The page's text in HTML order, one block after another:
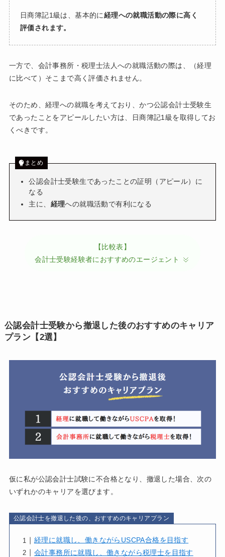
日商簿記1級は、基本的に経理への就職活動の際に高く
評価されます。
一方で、会計事務所・税理士法人への就職活動の際は、（経理
に比べて）そこまで高く評価されません。
そのため、経理への就職を考えており、かつ公認会計士受験生
であったことをアピールしたい方は、日商簿記1級を取得してお
くべきです。
まとめ
公認会計士受験生であったことの証明（アピール）に
なる
主に、 経理への就職活動で有利になる
【比較表】
会計士受験経験者におすすめのエージェント
公認会計士受験から撤退した後のおすすめのキャリア
プラン【2選】
仮に私が公認会計士試験に不合格となり、撤退した場合、次の
いずれかのキャリアを選びます。
公認会計士を撤退した後の、おすすめのキャリアプラン
経理に就職し、働きながらUSCPA合格を目指す
会計事務所に就職し、働きながら税理士を目指す